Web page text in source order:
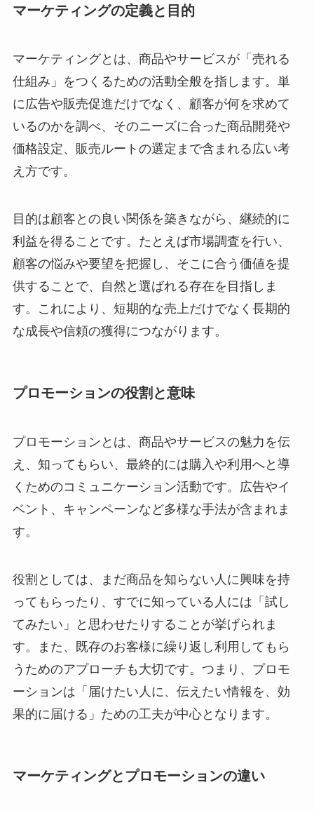
マーケティングの定義と目的
マーケティングとは、商品やサービスが「売れる
仕組み」をつくるための活動全般を指します。単
に広告や販売促進だけでなく、顧客が何を求めて
いるのかを調べ、そのニーズに合った商品開発や
価格設定、販売ルートの選定まで含まれる広い考
え方です。
目的は顧客との良い関係を築きながら、継続的に
利益を得ることです。たとえば市場調査を行い、
顧客の悩みや要望を把握し、そこに合う価値を提
供することで、自然と選ばれる存在を目指しま
す。これにより、短期的な売上だけでなく長期的
な成長や信頼の獲得につながります。
プロモーションの役割と意味
プロモーションとは、商品やサービスの魅力を伝
え、知ってもらい、最終的には購入や利用へと導
くためのコミュニケーション活動です。広告やイ
ベント、キャンペーンなど多様な手法が含まれま
す。
役割としては、まだ商品を知らない人に興味を持
ってもらったり、すでに知っている人には「試し
てみたい」と思わせたりすることが挙げられま
す。また、既存のお客様に繰り返し利用してもら
うためのアプローチも大切です。つまり、プロモ
ーションは「届けたい人に、伝えたい情報を、効
果的に届ける」ための工夫が中心となります。
マーケティングとプロモーションの違い